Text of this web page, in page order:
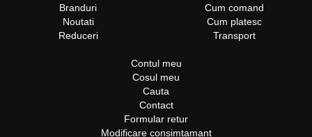
Branduri
Noutati
Reduceri
Cum comand
Cum platesc
Transport
Contul meu
Cosul meu
Cauta
Contact
Formular retur
Modificare consimtamant